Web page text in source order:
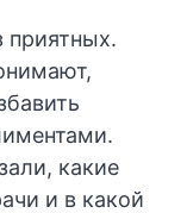
приятных.
какие
и в какой